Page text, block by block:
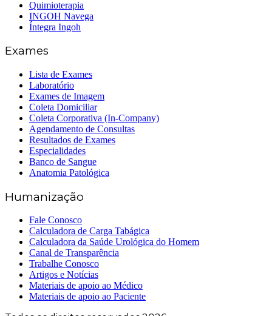
Quimioterapia
INGOH Navega
Íntegra Ingoh
Exames
Lista de Exames
Laboratório
Exames de Imagem
Coleta Domiciliar
Coleta Corporativa (In-Company)
Agendamento de Consultas
Resultados de Exames
Especialidades
Banco de Sangue
Anatomia Patológica
Humanização
Fale Conosco
Calculadora de Carga Tabágica
Calculadora da Saúde Urológica do Homem
Canal de Transparência
Trabalhe Conosco
Artigos e Notícias
Materiais de apoio ao Médico
Materiais de apoio ao Paciente